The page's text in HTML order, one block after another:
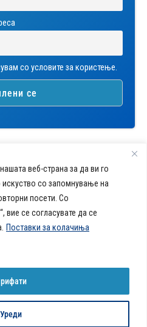
веб-страна за да ви го
искуство со запомнување на
посети. Со
вие се согласувате да се
Поставки за колачиња
Уреди
со условите за користење.
Dose Of Health -
кој ќе ви ги одговори
прашања за вашето
и ќе ви даде совети